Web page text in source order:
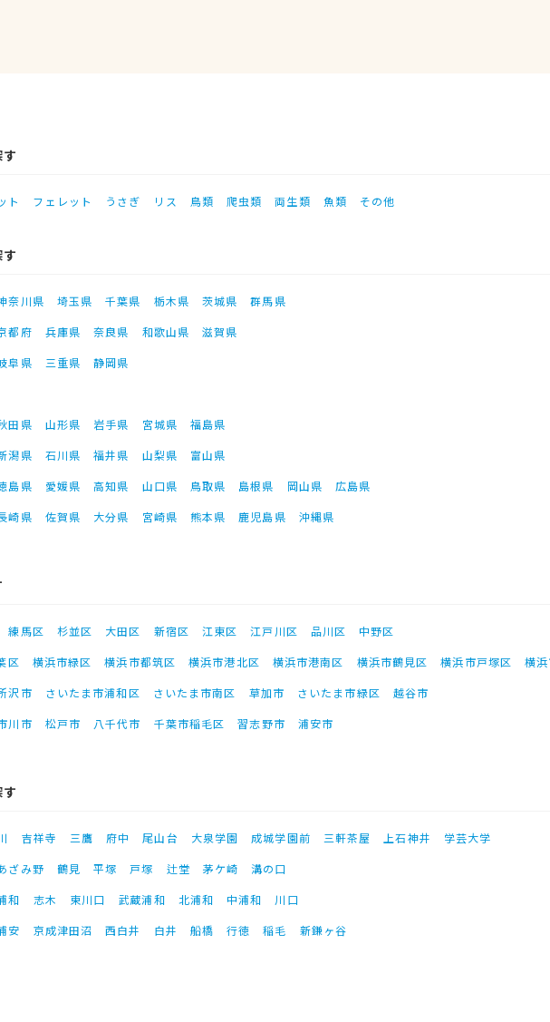
ト フェレット うさぎ リス 鳥類 爬虫類 両生類 魚類 その他
奈川県 埼玉県 千葉県 栃木県 茨城県
群馬県
都府 兵庫県 奈良県 和歌山県
滋賀県
阜県 三重県
静岡県
田県 山形県 岩手県 宮城県
福島県
潟県 石川県 福井県 山梨県
富山県
島県 愛媛県 高知県 山口県 鳥取県 島根県 岡山県
広島県
崎県 佐賀県 大分県 宮崎県 熊本県 鹿児島県 沖縄県
練馬区 杉並区 大田区 新宿区 江東区 江戸川区 品川区
中野区
区 横浜市緑区 横浜市都筑区 横浜市港北区 横浜市港南区 横浜市鶴見区 横浜市戸塚区
横
沢市 さいたま市浦和区 さいたま市南区 草加市 さいたま市緑区
越谷市
川市 松戸市 八千代市 千葉市稲毛区 習志野市 浦安市
吉祥寺 三鷹 府中 尾山台 大泉学園 成城学園前 三軒茶屋 上石神井
学芸大学
ざみ野 鶴見 平塚 戸塚 辻堂 茅ケ崎
溝の口
和 志木 東川口 武蔵浦和 北浦和 中浦和
川口
安 京成津田沼 西白井 白井 船橋 行徳 稲毛 新鎌ヶ谷